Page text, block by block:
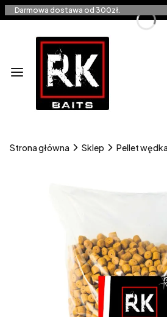
Darmowa dostawa od 300zł.
Menu
Strona główna Sklep Pellet